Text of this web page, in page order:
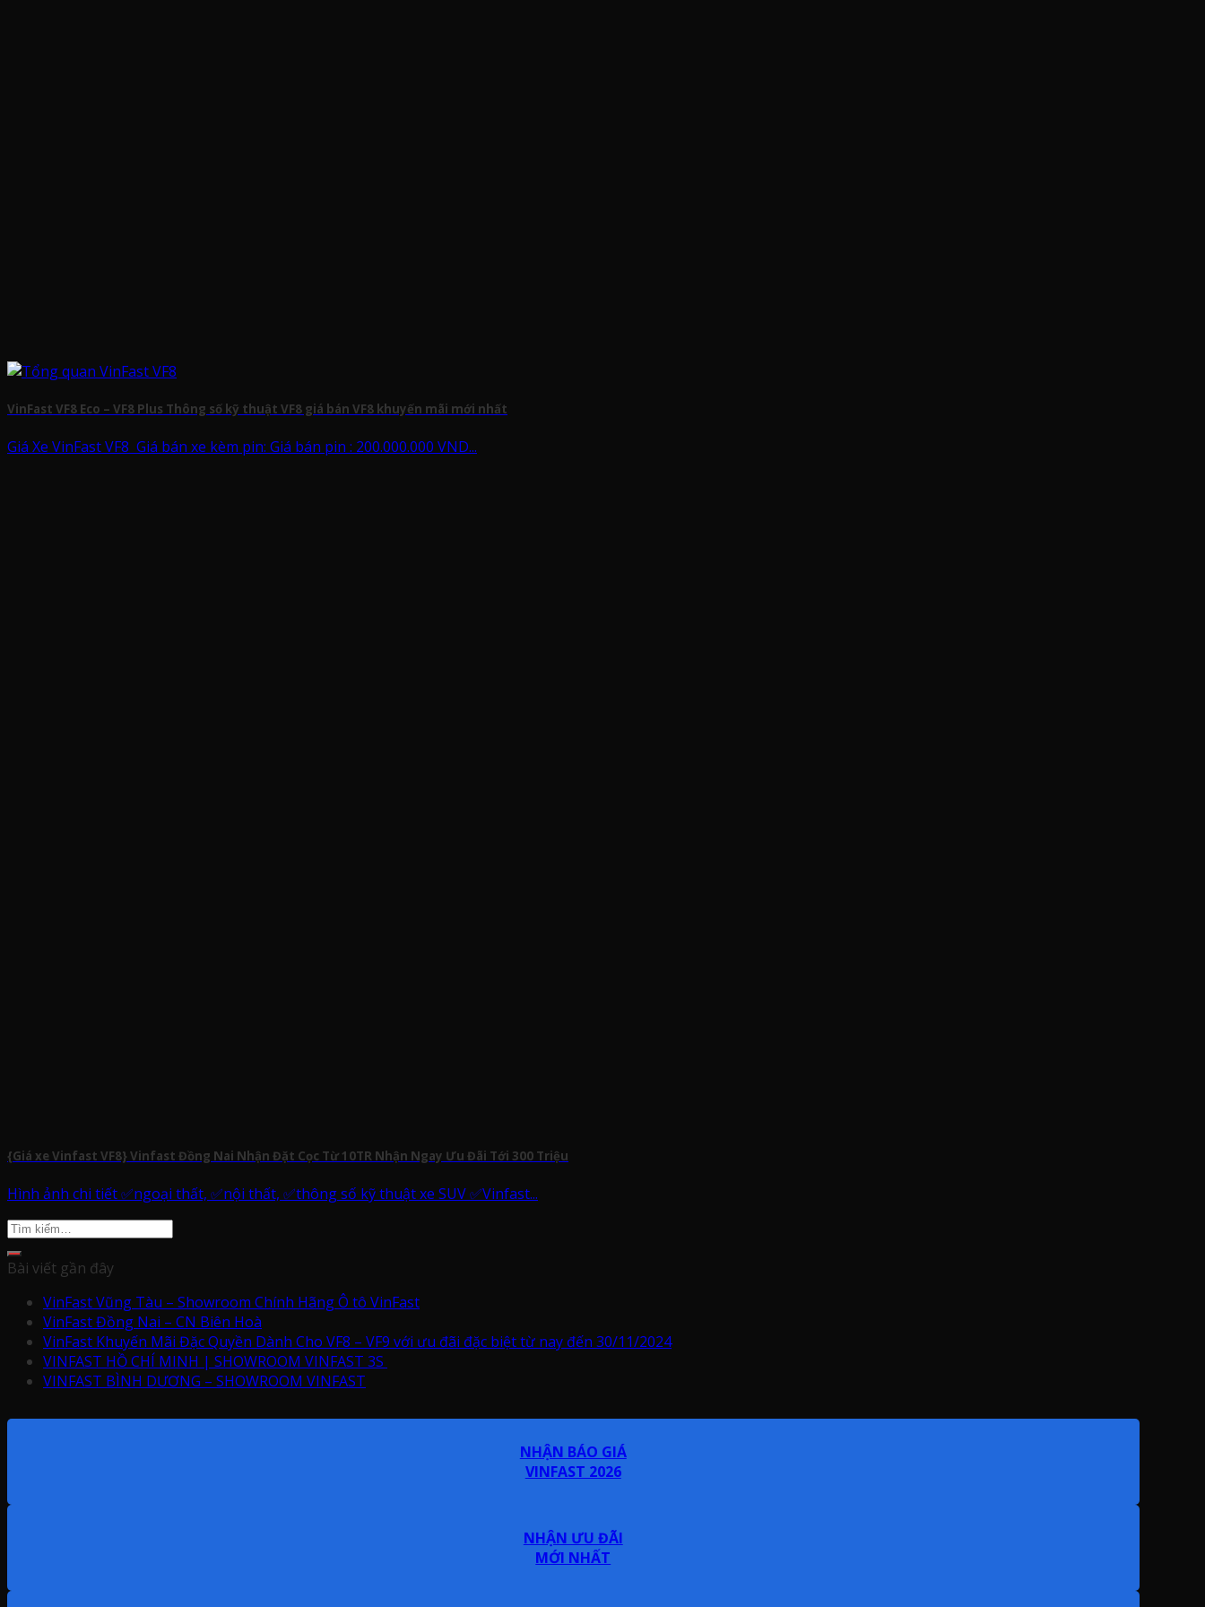
VinFast VF8 Eco – VF8 Plus Thông số kỹ thuật VF8 giá bán VF8 khuyến mãi mới nhất
Giá Xe VinFast VF8 Giá bán xe kèm pin: Giá bán pin : 200.000.000 VND...
{Giá xe Vinfast VF8} Vinfast Đồng Nai Nhận Đặt Cọc Từ 10TR Nhận Ngay Ưu Đãi Tới 300 Triệu
Hình ảnh chi tiết ✅ngoại thất, ✅nội thất, ✅thông số kỹ thuật xe SUV ✅Vinfast...
Bài viết gần đây
VinFast Vũng Tàu – Showroom Chính Hãng Ô tô VinFast
VinFast Đồng Nai – CN Biên Hoà
VinFast Khuyến Mãi Đặc Quyền Dành Cho VF8 – VF9 với ưu đãi đặc biệt từ nay đến 30/11/2024
VINFAST HỒ CHÍ MINH | SHOWROOM VINFAST 3S
VINFAST BÌNH DƯƠNG – SHOWROOM VINFAST
NHẬN BÁO GIÁ
VINFAST 2026
NHẬN ƯU ĐÃI
MỚI NHẤT